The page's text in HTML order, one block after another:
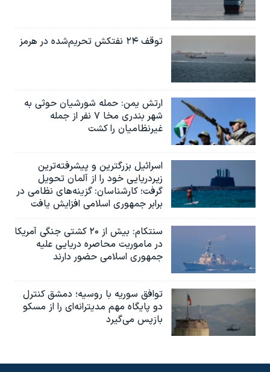
توقف ۲۴ نفتکش تحریم‌شده در هرمز
ارتش یمن: حمله شورشیان حوثی به
شهر بندری مخا ۷ نفر از جمله
غیرنظامیان را کشت
اسرائيل بزرگترین و پیشرفته‌ترین
زیردریایی خود را از آلمان تحویل
گرفت؛ کارشناسان: گزینه‌های نظامی در
برابر جمهوری اسلامی افزایش یافت
سنتکام: بیش از ۲۰ کشتی جنگی آمریکا
در ماموریت محاصره دریایی علیه
جمهوری اسلامی حضور دارند
توافق سوریه با روسیه؛ دمشق کنترل
دو پایگاه مهم مدیترانه‌ای را از مسکو
بازپس می‌گیرد